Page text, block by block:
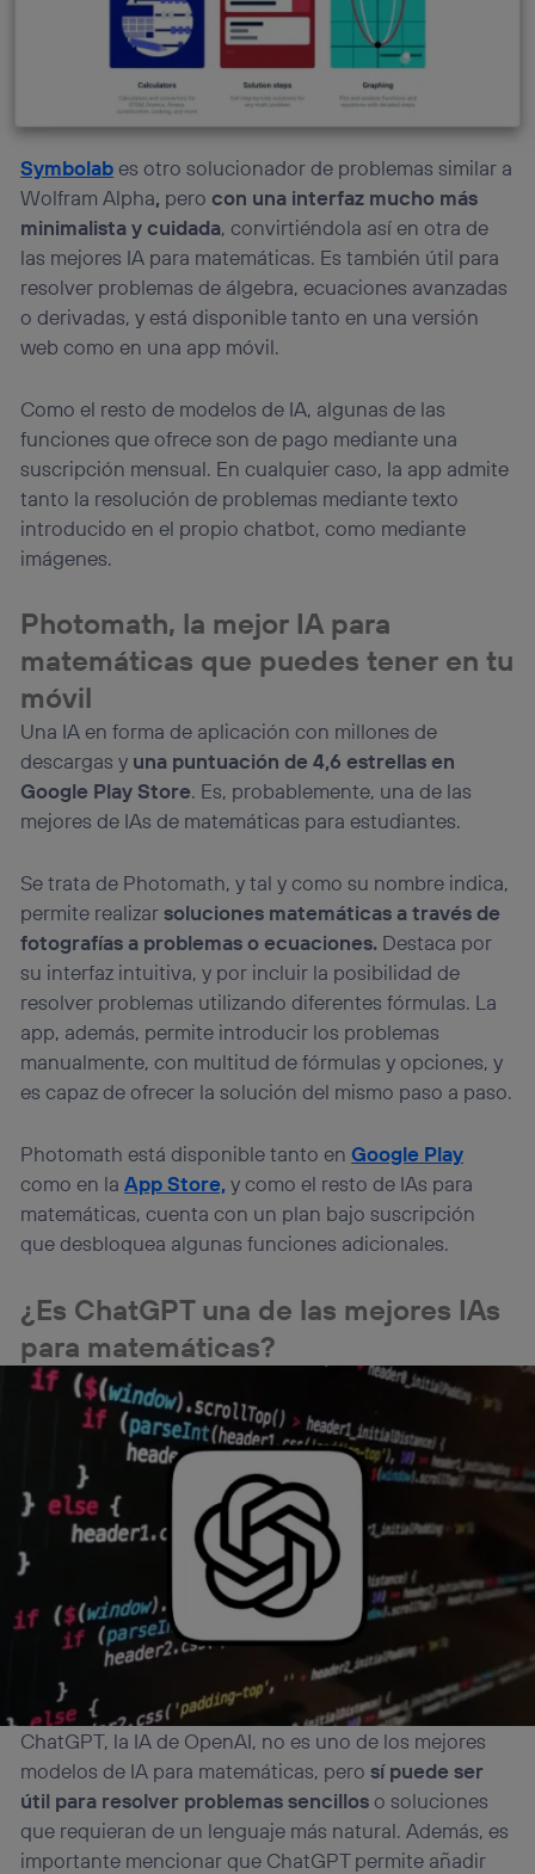
Symbolabes otro solucionador de problemas similar a
Wolfram Alpha, perocon una interfaz mucho más
minimalista y cuidada, convirtiéndola así en otra de
las mejores IA para matemáticas. Es también útil para
resolver problemas de álgebra, ecuaciones avanzadas
o derivadas, y está disponible tanto en una versión
web como en una app móvil.
Como el resto de modelos de IA, algunas de las
funciones que ofrece son de pago mediante una
suscripción mensual. En cualquier caso, la app admite
tanto la resolución de problemas mediante texto
introducido en el propio chatbot, como mediante
imágenes.
Photomath, la mejor IA para
matemáticas que puedes tener en tu
móvil
Una IA en forma de aplicación con millones de
descargas y una puntuación de 4,6 estrellas en
Google Play Store. Es, probablemente, una de las
mejores de IAs de matemáticas para estudiantes.
Se trata de Photomath, y tal y como su nombre indica,
permite realizarsoluciones matemáticas a través de
fotografías a problemas o ecuaciones. Destaca por
su interfaz intuitiva, y por incluir la posibilidad de
resolver problemas utilizando diferentes fórmulas. La
app, además, permite introducir los problemas
manualmente, con multitud de fórmulas y opciones, y
es capaz de ofrecer la solución del mismo paso a paso.
Photomath está disponible tanto enGoogle Play
como en laApp Store,y como el resto de IAs para
matemáticas, cuenta con un plan bajo suscripción
que desbloquea algunas funciones adicionales.
¿Es ChatGPT una de las mejores IAs
para matemáticas?
ChatGPT, la IA de OpenAI, no es uno de los mejores
modelos de IA para matemáticas, perosí puede ser
útil para resolver problemas sencilloso soluciones
que requieran de un lenguaje más natural. Además, es
importante mencionar que ChatGPT permite añadir